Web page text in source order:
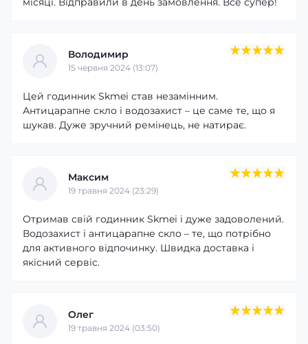
Володимир
15 червня 2024 (13:07)
Цей годинник Skmei став незамінним.
Антицарапне скло і водозахист – це саме те, що я
шукав. Дуже зручний ремінець, не натирає.
Максим
19 травня 2024 (23:29)
Отримав свій годинник Skmei і дуже задоволений.
Водозахист і антицарапне скло – те, що потрібно
для активного відпочинку. Швидка доставка і
якісний сервіс.
Олег
19 травня 2024 (03:50)